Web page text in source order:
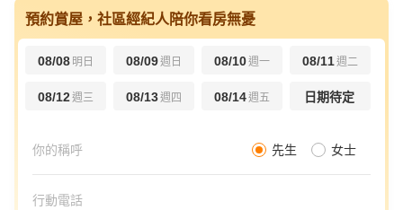
預約賞屋，社區經紀人陪你看房無憂
08/08 明日 08/09週日 08/10週一 08/11週二
08/12週三 08/13週四 08/14週五 日期待定
先生 女士